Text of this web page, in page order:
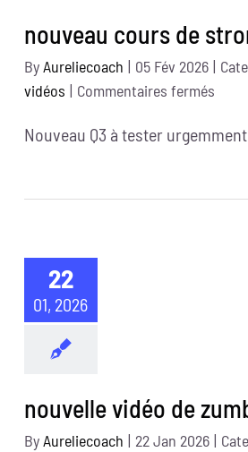
nouveau cours de
ByAureliecoach | 05 Fév 2026 |
vidéos | Commentaires ferméssur
cours
Nouveau Q3 à tester urgemment
22
01, 2026
nouvelle vidéo de
ByAureliecoach | 22 Jan 2026 |